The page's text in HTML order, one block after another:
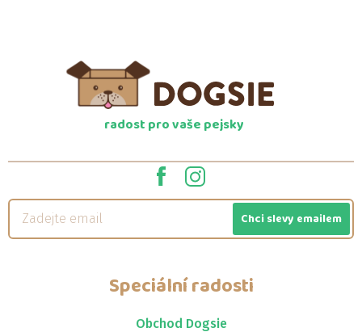
radost pro vaše pejsky
Chci slevy emailem
Speciální radosti
Obchod Dogsie